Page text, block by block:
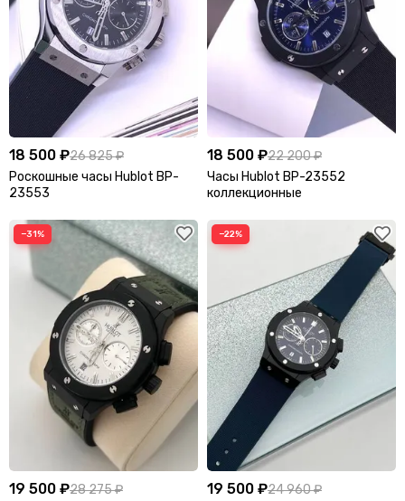
18 500 ₽26 825 ₽
Роскошные часы Hublot BP-
23553
18 500 ₽22 200 ₽
Часы Hublot BP-23552
коллекционные
−31%
19 500 ₽28 275 ₽
−22%
19 500 ₽24 960 ₽